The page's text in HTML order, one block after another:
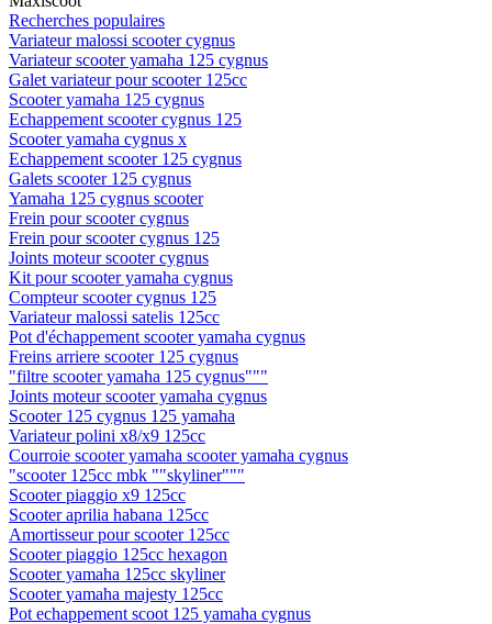
Recherches populaires
Variateur malossi scooter cygnus
Variateur scooter yamaha 125 cygnus
Galet variateur pour scooter 125cc
Scooter yamaha 125 cygnus
Echappement scooter cygnus 125
Scooter yamaha cygnus x
Echappement scooter 125 cygnus
Galets scooter 125 cygnus
Yamaha 125 cygnus scooter
Frein pour scooter cygnus
Frein pour scooter cygnus 125
Joints moteur scooter cygnus
Kit pour scooter yamaha cygnus
Compteur scooter cygnus 125
Variateur malossi satelis 125cc
Pot d'échappement scooter yamaha cygnus
Freins arriere scooter 125 cygnus
"filtre scooter yamaha 125 cygnus"""
Joints moteur scooter yamaha cygnus
Scooter 125 cygnus 125 yamaha
Variateur polini x8/x9 125cc
Courroie scooter yamaha scooter yamaha cygnus
"scooter 125cc mbk ""skyliner"""
Scooter piaggio x9 125cc
Scooter aprilia habana 125cc
Amortisseur pour scooter 125cc
Scooter piaggio 125cc hexagon
Scooter yamaha 125cc skyliner
Scooter yamaha majesty 125cc
Pot echappement scoot 125 yamaha cygnus